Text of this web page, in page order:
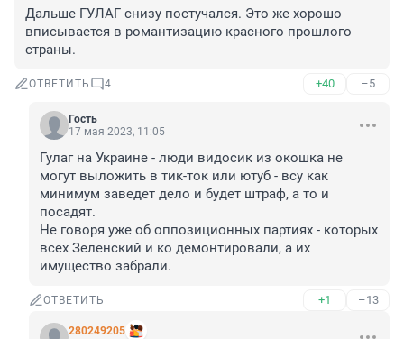
Дальше ГУЛАГ снизу постучался. Это же хорошо
вписывается в романтизацию красного прошлого
страны.
ОТВЕТИТЬ 4 +40 –5
Гость
17 мая 2023, 11:05
Гулаг на Украине - люди видосик из окошка не
могут выложить в тик-ток или ютуб - всу как
минимум заведет дело и будет штраф, а то и
посадят.
Не говоря уже об оппозиционных партиях - которых
всех Зеленский и ко демонтировали, а их
имущество забрали.
ОТВЕТИТЬ +1 –13
280249205